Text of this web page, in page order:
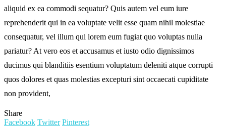
aliquid ex ea commodi sequatur? Quis autem vel eum iure
reprehenderit qui in ea voluptate velit esse quam nihil molestiae
consequatur, vel illum qui lorem eum fugiat quo voluptas nulla
pariatur? At vero eos et accusamus et iusto odio dignissimos
ducimus qui blanditiis esentium voluptatum deleniti atque corrupti
quos dolores et quas molestias excepturi sint occaecati cupiditate
non provident,
Share
Facebook Twitter Pinterest